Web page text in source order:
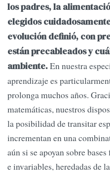
los padres, la
elegidos
evolución definió, con
están precableados y
ambiente.En nuestra
aprendizaje es
prolonga muchos años.
matemáticas, nuestros
la posibilidad de transitar
incrementan en una
aún si se apoyan sobre bases
e invariables, heredadas de